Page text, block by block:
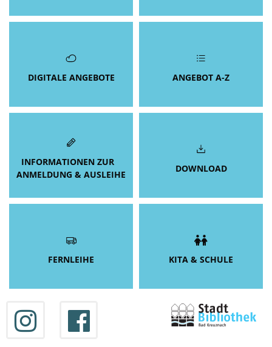
DIGITALE ANGEBOTE ANGEBOT A-Z
INFORMATIONEN ZUR
ANMELDUNG & AUSLEIHE
DOWNLOAD
FERNLEIHE KITA & SCHULE